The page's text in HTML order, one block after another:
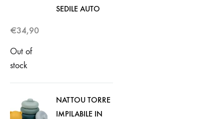
SEDILE AUTO
€34,90
Out of
stock
NATTOU TORRE
IMPILABILE IN